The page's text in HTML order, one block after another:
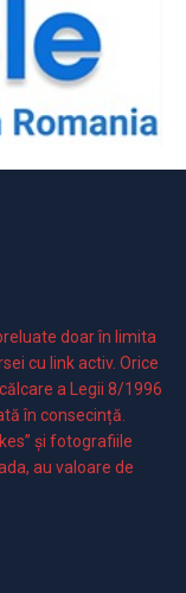
doar în limita
cu link activ. Orice
a Legii 8/1996
în consecință.
și fotografiile
au valoare de